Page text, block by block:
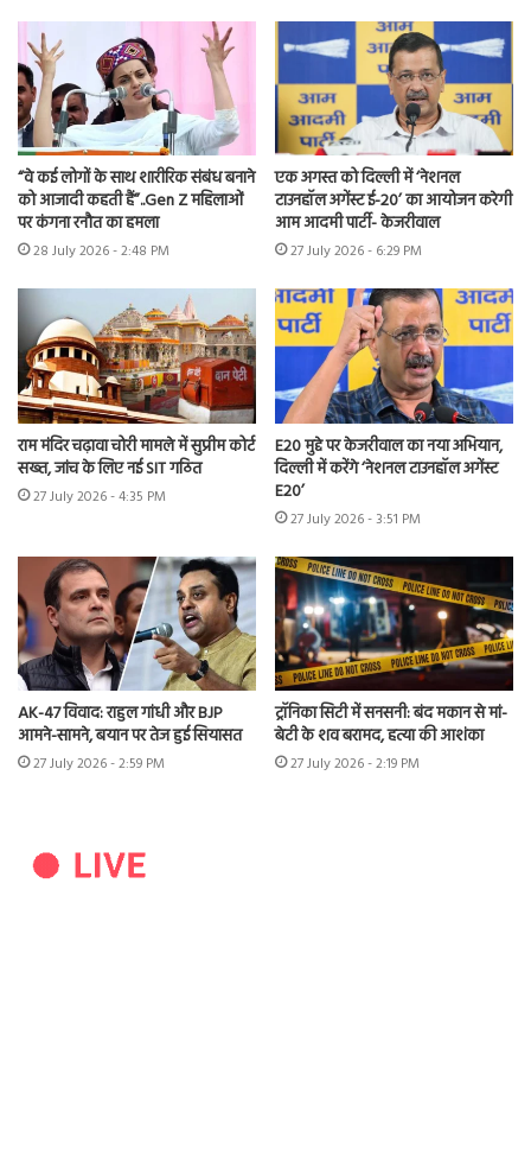
“वे कई लोगों के साथ शारीरिक संबंध बनाने
को आजादी कहती हैं”..Gen Z महिलाओं
पर कंगना रनौत का हमला
28 July 2026 - 2:48 PM
एक अगस्त को दिल्ली में ‘नेशनल
टाउनहॉल अगेंस्ट ई-20’ का आयोजन करेगी
आम आदमी पार्टी- केजरीवाल
27 July 2026 - 6:29 PM
राम मंदिर चढ़ावा चोरी मामले में सुप्रीम कोर्ट
सख्त, जांच के लिए नई SIT गठित
27 July 2026 - 4:35 PM
E20 मुद्दे पर केजरीवाल का नया अभियान,
दिल्ली में करेंगे ‘नेशनल टाउनहॉल अगेंस्ट
E20’
27 July 2026 - 3:51 PM
AK-47 विवाद: राहुल गांधी और BJP
आमने-सामने, बयान पर तेज हुई सियासत
27 July 2026 - 2:59 PM
ट्रॉनिका सिटी में सनसनी: बंद मकान से मां-
बेटी के शव बरामद, हत्या की आशंका
27 July 2026 - 2:19 PM